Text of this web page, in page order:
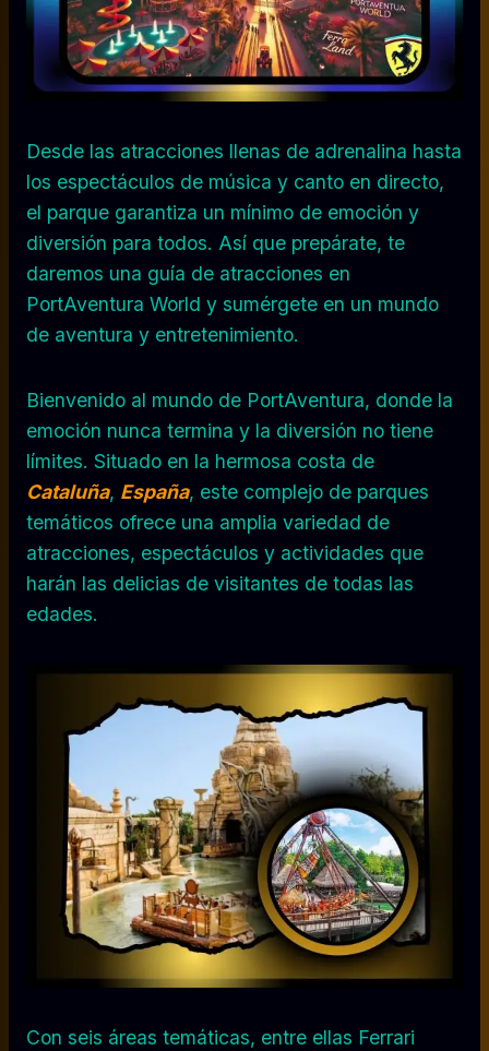
Desde las atracciones llenas de adrenalina hasta
los espectáculos de música y canto en directo,
el parque garantiza un mínimo de emoción y
diversión para todos. Así que prepárate, te
daremos una guía de atracciones en
PortAventura World y sumérgete en un mundo
de aventura y entretenimiento.
Bienvenido al mundo de PortAventura, donde la
emoción nunca termina y la diversión no tiene
límites. Situado en la hermosa costa de
Cataluña, España, este complejo de parques
temáticos ofrece una amplia variedad de
atracciones, espectáculos y actividades que
harán las delicias de visitantes de todas las
edades.
Con seis áreas temáticas, entre ellas Ferrari